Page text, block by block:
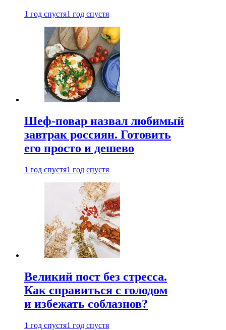
1 год спустя1 год спустя
Шеф-повар назвал любимый
завтрак россиян. Готовить
его просто и дешево
1 год спустя1 год спустя
Великий пост без стресса.
Как справиться с голодом
и избежать соблазнов?
1 год спустя1 год спустя